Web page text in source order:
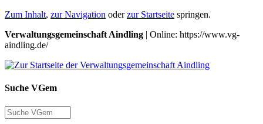
Zum Inhalt, zur Navigation oderzur Startseite springen.
Verwaltungsgemeinschaft Aindling | Online: https://www.vg-
aindling.de/
Suche VGem